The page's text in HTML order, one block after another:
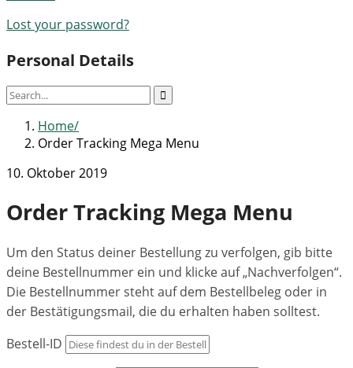
Lost your password?
Personal Details
Home
Order Tracking Mega Menu
10. Oktober 2019
Order Tracking Mega Menu
Um den Status deiner Bestellung zu verfolgen, gib bitte
deine Bestellnummer ein und klicke auf „Nachverfolgen“.
Die Bestellnummer steht auf dem Bestellbeleg oder in
der Bestätigungsmail, die du erhalten haben solltest.
Bestell-ID